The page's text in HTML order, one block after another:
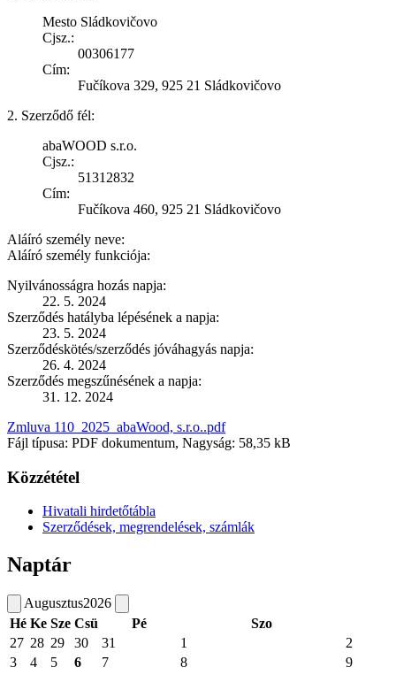
Mesto Sládkovičovo
Cjsz.:
00306177
Cím:
Fučíkova 329, 925 21 Sládkovičovo
2. Szerződő fél:
abaWOOD s.r.o.
Cjsz.:
51312832
Cím:
Fučíkova 460, 925 21 Sládkovičovo
Aláíró személy neve:
Aláíró személy funkciója:
Nyilvánosságra hozás napja:
22. 5. 2024
Szerződés hatályba lépésének a napja:
23. 5. 2024
Szerződéskötés/szerződés jóváhagyás napja:
26. 4. 2024
Szerződés megszűnésének a napja:
31. 12. 2024
Zmluva 110_2025_abaWood, s.r.o..pdf
Fájl típusa: PDF dokumentum, Nagyság: 58,35 kB
Közzététel
Hivatali hirdetőtábla
Szerződések, megrendelések, számlák
Naptár
Augusztus2026
Hé Ke Sze Csü Pé
Szo
27 28 29 30 31 1
2
3
4 5 6 7 8
9